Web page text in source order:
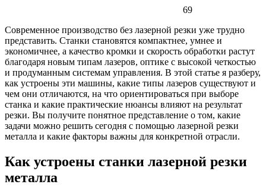
69
Современное производство без лазерной резки уже трудно
представить. Станки становятся компактнее, умнее и
экономичнее, а качество кромки и скорость обработки растут
благодаря новым типам лазеров, оптике с высокой четкостью
и продуманным системам управления. В этой статье я разберу,
как устроены эти машины, какие типы лазеров существуют и
чем они отличаются, на что ориентироваться при выборе
станка и какие практические нюансы влияют на результат
резки. Вы получите понятное представление о том, какие
задачи можно решить сегодня с помощью лазерной резки
металла и какие факторы важны для конкретной отрасли.
Как устроены станки лазерной резки
металла